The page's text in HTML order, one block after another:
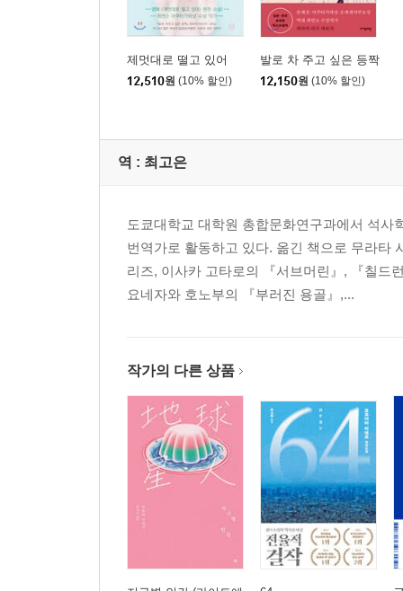
제멋대로 떨고 있어
12,510원 (10% 할인)
발로 차 주고 싶은 등짝
12,150원 (10% 할인)
역 : 최고은
도쿄대학교 대학원 총합문화연구과에서 석
번역가로 활동하고 있다. 옮긴 책으로 무라타
리즈, 이사카 고타로의 『서브머린』, 『칠드
요네자와 호노부의 『부러진 용골』,...
작가의 다른 상품